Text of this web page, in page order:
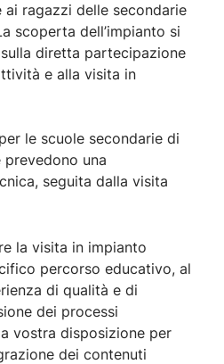
ai ragazzi delle secondarie
scoperta dell’impianto si
diretta partecipazione
e alla visita in
le scuole secondarie di
una
seguita dalla visita
la visita in impianto
percorso educativo, al
di qualità e di
dei processi
vostra disposizione per
dei contenuti